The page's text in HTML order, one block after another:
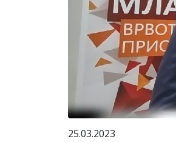
25.03.2023